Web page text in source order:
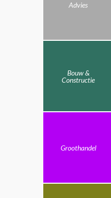
Advies
Bouw &
Constructie
Groothandel